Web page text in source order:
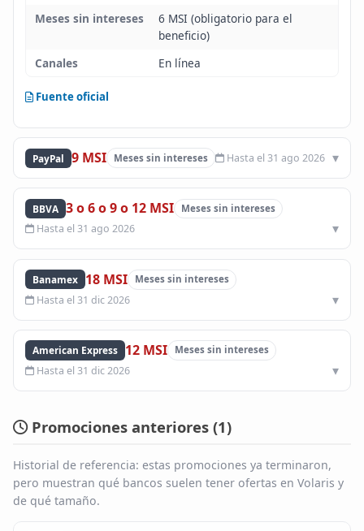
Meses sin intereses
6 MSI (obligatorio para el
beneficio)
Canales
En línea
Fuente oficial
PayPal 9 MSI Meses sin intereses Hasta el 31 ago 2026
BBVA 3 o 6 o 9 o 12 MSI Meses sin intereses
Hasta el 31 ago 2026
Banamex 18 MSI Meses sin intereses
Hasta el 31 dic 2026
American Express 12 MSI Meses sin intereses
Hasta el 31 dic 2026
Promociones anteriores (1)
Historial de referencia: estas promociones ya terminaron,
pero muestran qué bancos suelen tener ofertas en Volaris y
de qué tamaño.